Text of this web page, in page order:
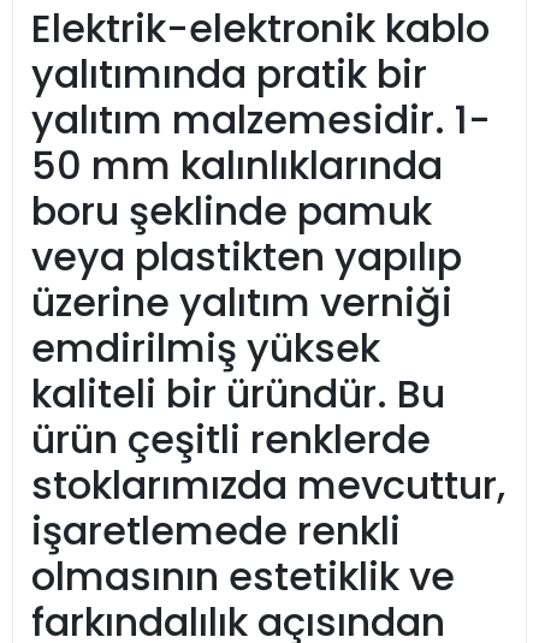
Elektrik-elektronik kablo
yalıtımında pratik bir
yalıtım malzemesidir. 1-
50 mm kalınlıklarında
boru şeklinde pamuk
veya plastikten yapılıp
üzerine yalıtım verniği
emdirilmiş yüksek
kaliteli bir üründür. Bu
ürün çeşitli renklerde
stoklarımızda mevcuttur,
işaretlemede renkli
olmasının estetiklik ve
farkındalılık açısından